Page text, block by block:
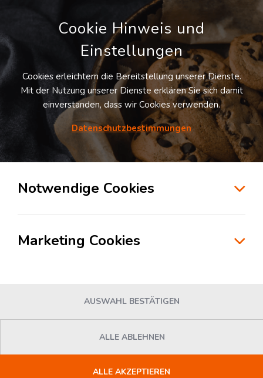
Suche
heißt das?
Cookie Hinweis und
Einstellungen
Cookies erleichtern die Bereitstellung unserer Dienste.
Mit der Nutzung unserer Dienste erklären Sie sich damit
einverstanden, dass wir Cookies verwenden.
Datenschutzbestimmungen
Notwendige Cookies
Marketing Cookies
AUSWAHL BESTÄTIGEN
ALLE ABLEHNEN
ALLE AKZEPTIEREN